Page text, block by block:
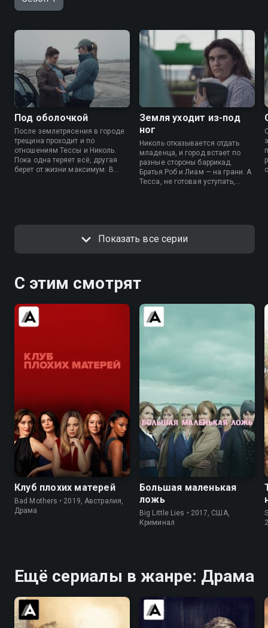
Под оболочкой
После землетрясения в городе
трещина проходит и по
отношениям Тессы и Николь.
Пока одна теряет всё, другая
берет от жизни максимум. В
Земля уходит из-под
ног
Николь отказывается отдать
младенца, и город встает по
разные стороны баррикад.
Братья Роб и Лиам — на грани. А
Тесса, не готовая уступать,
Показать все серии
С этим смотрят
7.1 6.3
Клуб плохих матерей
Bad Mothers • 2019, Австралия,
Драма
8.2 8.4
Большая маленькая
ложь
Big Little Lies • 2017, США,
Криминал
Ещё сериалы в жанре: Драма